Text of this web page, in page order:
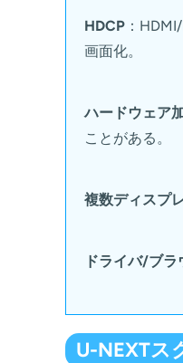
HDCP ：
画面化。
ハードウェア
ことがある。
複数ディスプ
ドライバ/ブ
U-NEXTス